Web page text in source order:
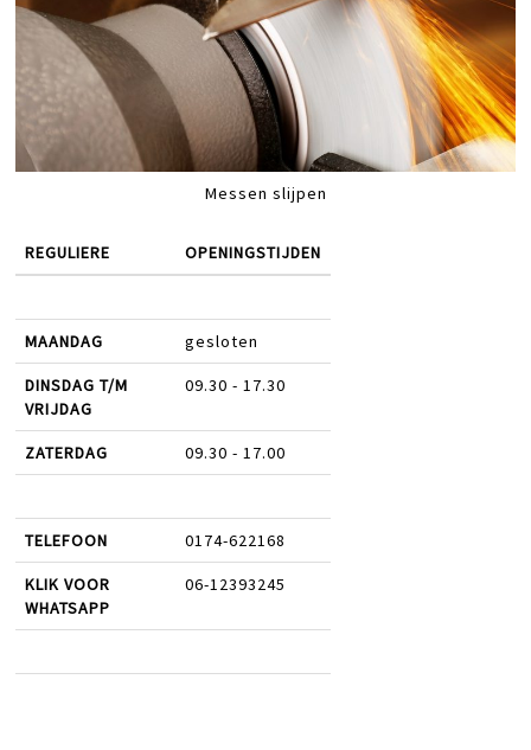
Messen slijpen
REGULIERE OPENINGSTIJDEN
MAANDAG gesloten
DINSDAG T/M
VRIJDAG
09.30 - 17.30
ZATERDAG 09.30 - 17.00
TELEFOON 0174-622168
KLIK VOOR
WHATSAPP
06-12393245